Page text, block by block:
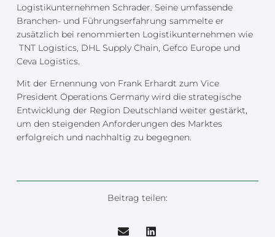
Logistikunternehmen Schrader. Seine umfassende
Branchen- und Führungserfahrung sammelte er
zusätzlich bei renommierten Logistikunternehmen wie
TNT Logistics, DHL Supply Chain, Gefco Europe und
Ceva Logistics.
Mit der Ernennung von Frank Erhardt zum Vice
President Operations Germany wird die strategische
Entwicklung der Region Deutschland weiter gestärkt,
um den steigenden Anforderungen des Marktes
erfolgreich und nachhaltig zu begegnen.
Beitrag teilen: